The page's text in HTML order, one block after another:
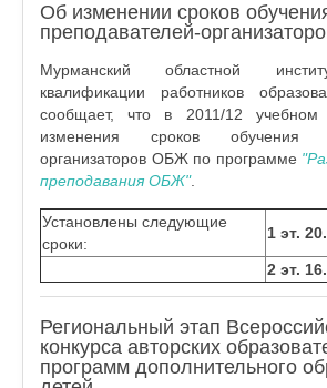
Об изменении сроков
преподавателей-
Мурманский областной
квалификации работников
сообщает, что в 2011/12 учебном
изменения сроков обучения
организаторов ОБЖ по программе
преподавания ОБЖ".
Установлены следующие
сроки:
1 эт.
2 эт.
Региональный этап
конкурса авторских
программ дополнительного